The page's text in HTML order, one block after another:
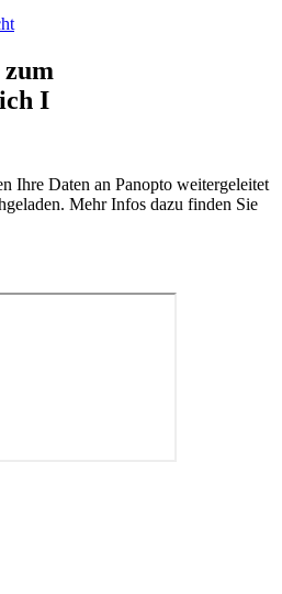
I
Ihre Daten an Panopto weitergeleitet
Mehr Infos dazu finden Sie